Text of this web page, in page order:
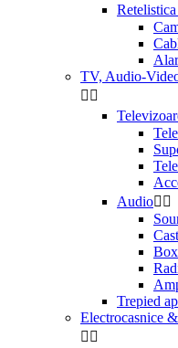
TV, Audio-
 
Audio 
Trepied
Electrocasnice
 